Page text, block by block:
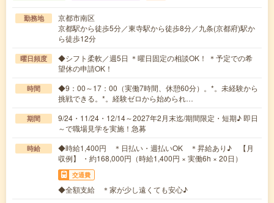
勤務地
京都市南区
京都駅から徒歩5分／東寺駅から徒歩8分／九条(京都府)駅か
ら徒歩12分
曜日頻度
◆シフト柔軟／週5日 ＊曜日固定の相談OK！ ＊予定での希
望休の申請OK！
時間
◆9：00～17：00（実働7時間、休憩60分）。*。未経験から
挑戦できる。*。経験ゼロから始められ…
期間
9/24・11/24・12/14～2027年2月末迄/期間限定・短期♪ 即日
～で職場見学を実施！急募
時給
◆時給1,400円 ＊日払い・週払いOK ＊昇給あり♪ 【月
収例】 ・約168,000円（時給1,400円 × 実働6h × 20日）
交通費
◆全額支給 ＊家が少し遠くても安心♪